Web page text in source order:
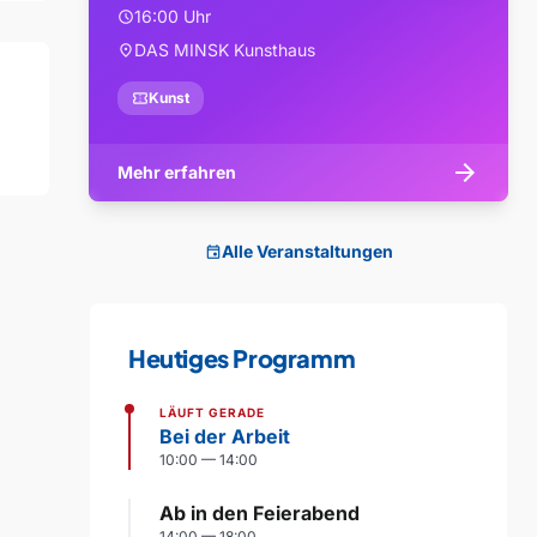
schedule16:00 Uhr
location_onDAS MINSK Kunsthaus
confirmation_numberKunst
Mehr erfahren arrow_forward
eventAlle Veranstaltungen
Heutiges Programm
LÄUFT GERADE
Bei der Arbeit
10:00 — 14:00
Ab in den Feierabend